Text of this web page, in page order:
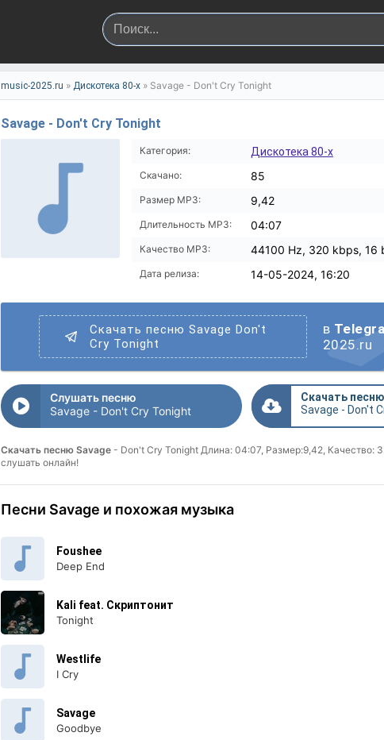
music-2025.ru » Дискотека 80-х » Savage - Don't Cry Tonight
Savage - Don't Cry Tonight
Категория: Дискотека 80-х
Скачано: 85
Размер MP3: 9,42
Длительность MP3: 04:07
Качество MP3: 44100 Hz, 320 kbps, 16
Дата релиза: 14-05-2024, 16:20
Скачать песню Savage Don't
Cry Tonight
в
2025.ru
Слушать песню
Savage - Don't Cry Tonight
Скачать песню
Savage - Don't
Скачать песню Savage - Don't Cry Tonight Длина: 04:07, Размер:9,42, Качество:
слушать онлайн!
Песни Savage и похожая музыка
Foushee
Deep End
Kali feat. Скриптонит
Tonight
Westlife
I Cry
Savage
Goodbye